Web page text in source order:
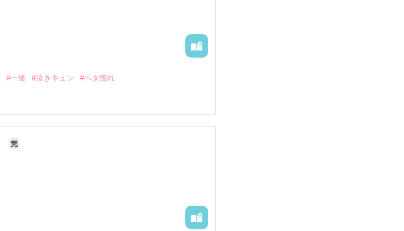
#一途 #泣きキュン #ベタ惚れ
完